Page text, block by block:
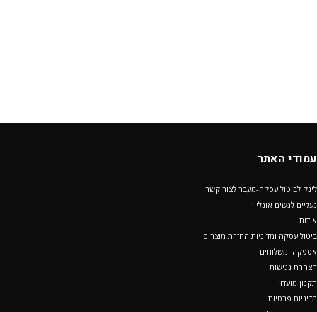
עמודי האתר
לינק לביטול עסקה-מעבר לצור קשר
נעליים לנשים אונליין
אודות
ביטול עסקה ומדיניות החזרת מוצרים
אספקה ומשלוחים
הצהרת נגישות
תקנון מועדון
מדיניות פרטיות